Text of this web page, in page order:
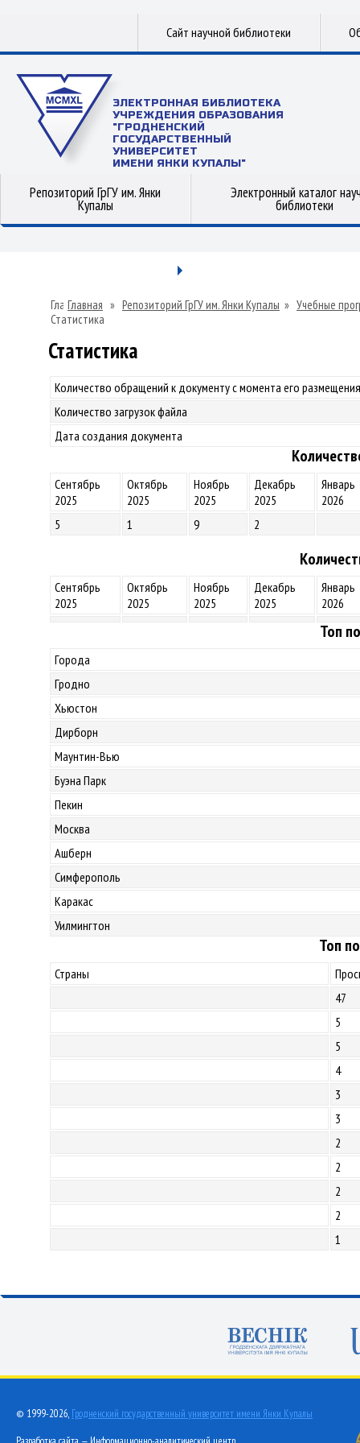
Сайт научной библиотеки
ЭЛЕКТРОННАЯ БИБЛИОТЕКА
УЧРЕЖДЕНИЯ ОБРАЗОВАНИЯ
"ГРОДНЕНСКИЙ
ГОСУДАРСТВЕННЫЙ
УНИВЕРСИТЕТ
ИМЕНИ ЯНКИ КУПАЛЫ"
Репозиторий ГрГУ им. Янки
Купалы
Электронный каталог
библиотеки
Главная » Репозиторий ГрГУ им. Янки Купалы » Учебные
Статистика
Статистика
Количество обращений к документу с момента его
Количество загрузок файла
Дата создания документа
Сентябрь
2025
Октябрь
2025
Ноябрь
2025
Декабрь
2025
Январь
2026
5
1 9 2
Сентябрь
2025
Октябрь
2025
Ноябрь
2025
Декабрь
2025
Январь
2026
Топ
Города
Гродно
Хьюстон
Дирборн
Маунтин-Вью
Буэна Парк
Пекин
Москва
Ашберн
Симферополь
Каракас
Уилмингтон
Топ
Страны
47
5
5
4
3
3
2
2
2
2
1
© 1999-2026, Гродненский государственный университет имени Янки Купалы